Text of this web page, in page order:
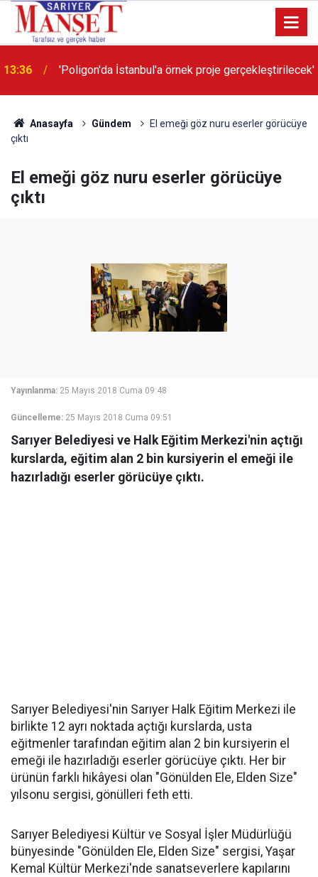
13:36 'Poligon'da İstanbul'a örnek proje gerçekleştirilecek'
Anasayfa Gündem
El emeği göz nuru eserler görücüye
çıktı
El emeği göz nuru eserler görücüye
çıktı
Yayınlanma: 25 Mayıs 2018 Cuma 09:48
Güncelleme: 25 Mayıs 2018 Cuma 09:51
Sarıyer Belediyesi ve Halk Eğitim Merkezi'nin açtığı
kurslarda, eğitim alan 2 bin kursiyerin el emeği ile
hazırladığı eserler görücüye çıktı.
Sarıyer Belediyesi'nin Sarıyer Halk Eğitim Merkezi ile
birlikte 12 ayrı noktada açtığı kurslarda, usta
eğitmenler tarafından eğitim alan 2 bin kursiyerin el
emeği ile hazırladığı eserler görücüye çıktı. Her bir
ürünün farklı hikâyesi olan "Gönülden Ele, Elden Size"
yılsonu sergisi, gönülleri feth etti.
Sarıyer Belediyesi Kültür ve Sosyal İşler Müdürlüğü
bünyesinde "Gönülden Ele, Elden Size" sergisi, Yaşar
Kemal Kültür Merkezi'nde sanatseverlere kapılarını